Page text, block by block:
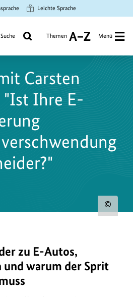
Leichte Sprache
Suche Themen
A
Z
Menü
Carsten
"Ist Ihre E-
zu E-Autos,
und warum der Sprit